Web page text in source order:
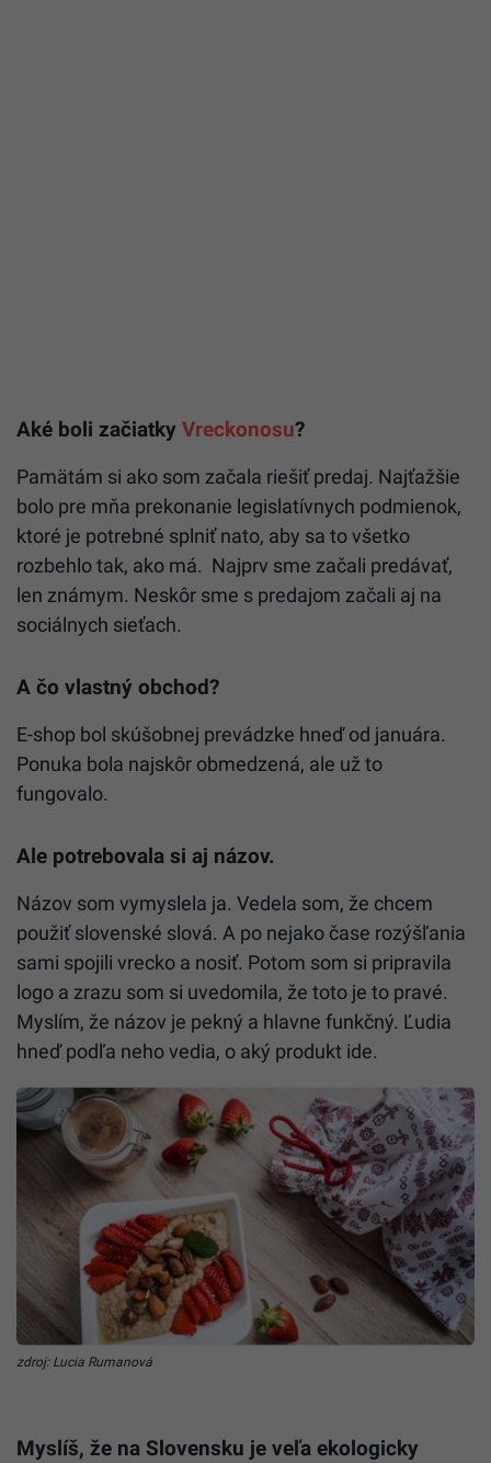
Aké boli začiatky Vreckonosu?
Pamätám si ako som začala riešiť predaj. Najťažšie
bolo pre mňa prekonanie legislatívnych podmienok,
ktoré je potrebné splniť nato, aby sa to všetko
rozbehlo tak, ako má. Najprv sme začali predávať,
len známym. Neskôr sme s predajom začali aj na
sociálnych sieťach.
A čo vlastný obchod?
E-shop bol skúšobnej prevádzke hneď od januára.
Ponuka bola najskôr obmedzená, ale už to
fungovalo.
Ale potrebovala si aj názov.
Názov som vymyslela ja. Vedela som, že chcem
použiť slovenské slová. A po nejako čase rozýšľania
sami spojili vrecko a nosiť. Potom som si pripravila
logo a zrazu som si uvedomila, že toto je to pravé.
Myslím, že názov je pekný a hlavne funkčný. Ľudia
hneď podľa neho vedia, o aký produkt ide.
zdroj: Lucia Rumanová
Myslíš, že na Slovensku je veľa ekologicky